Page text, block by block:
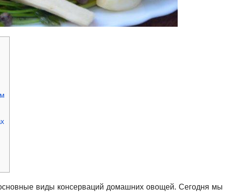
виды консерваций домашних овощей. Сегодня мы